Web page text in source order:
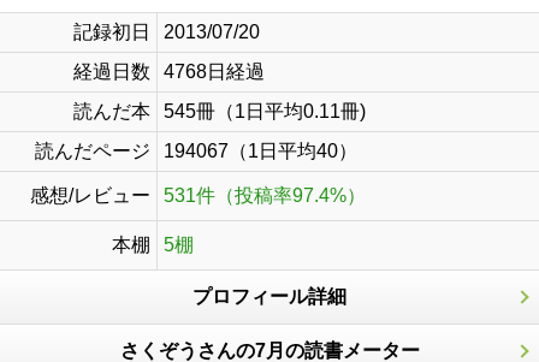
記録初日
2013/07/20
経過日数
4768日経過
読んだ本
545冊（1日平均0.11冊)
読んだページ
194067（1日平均40）
感想/レビュー 531件（投稿率97.4%）
本棚 5棚
プロフィール詳細
さくぞうさんの7月の読書メーター